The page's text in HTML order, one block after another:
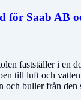
för Saab AB
fastställer i en
till luft och
buller från den